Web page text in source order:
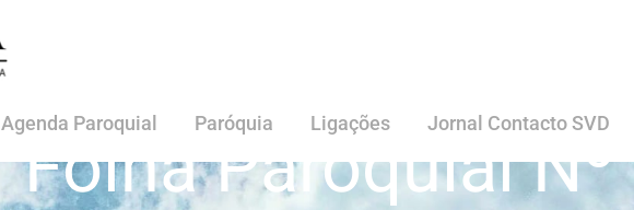
Agenda Paroquial Paróquia Ligações Jornal Contacto SVD
Folha Paroquial